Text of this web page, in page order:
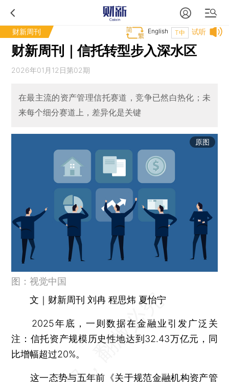
财新周刊 试听
T中
English
财新周刊｜信托转型步入深水区
2026年01月12日第02期
在最主流的资产管理信托赛道，竞争已然白热化；未
来每个细分赛道上，差异化是关键
原图
图：视觉中国
文｜财新周刊 刘冉 程思炜 夏怡宁
2025年底，一则数据在金融业引发广泛关
注：信托资产规模历史性地达到32.43万亿元，同
比增幅超过20%。
这一态势与五年前《关于规范金融机构资产管